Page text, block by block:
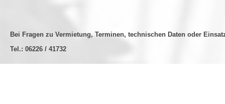
Bei Fragen zu Vermietung, Terminen, technischen Daten oder
Tel.: 06226 / 41732